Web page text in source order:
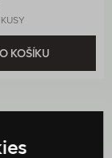
KOŠÍKU